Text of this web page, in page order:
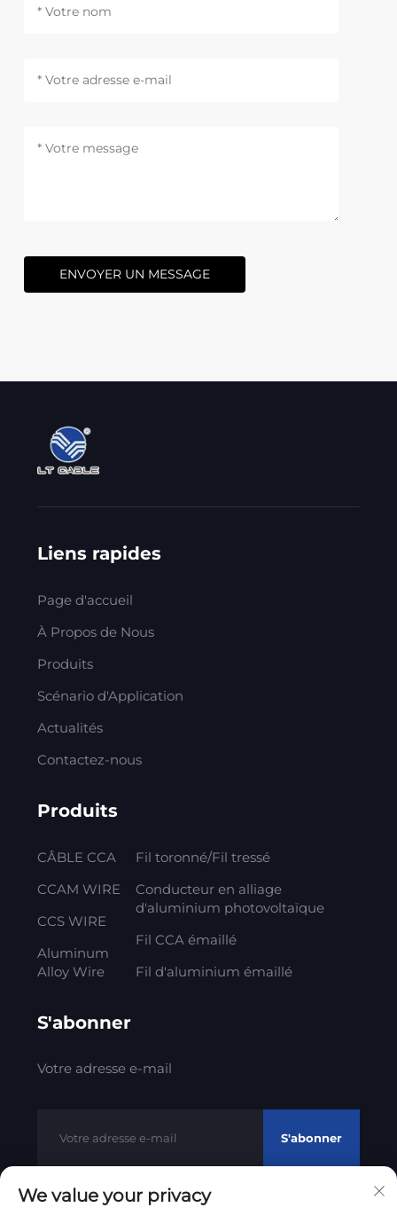
ENVOYER UN MESSAGE
Liens rapides
Page d'accueil
À Propos de Nous
Produits
Scénario d'Application
Actualités
Contactez-nous
Produits
CÂBLE CCA
CCAM WIRE
CCS WIRE
Aluminum
Alloy Wire
Fil toronné/Fil tressé
Conducteur en alliage
d'aluminium photovoltaïque
Fil CCA émaillé
Fil d'aluminium émaillé
S'abonner
Votre adresse e-mail
S'abonner
We value your privacy